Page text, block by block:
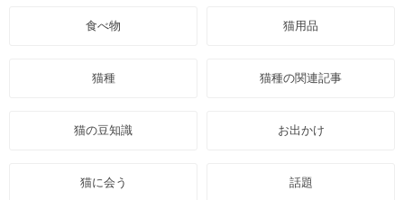
食べ物 猫用品
猫種 猫種の関連記事
猫の豆知識 お出かけ
猫に会う 話題